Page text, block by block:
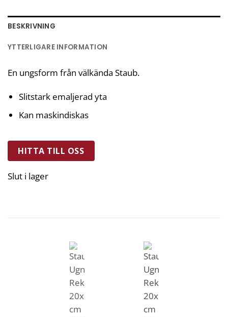
BESKRIVNING
YTTERLIGARE INFORMATION
En ungsform från välkända Staub.
Slitstark emaljerad yta
Kan maskindiskas
HITTA TILL OSS
Slut i lager